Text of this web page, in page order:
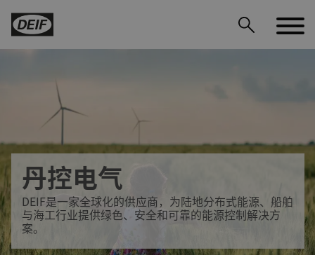
丹控电气
DEIF是一家全球化的供应商，为陆地分布式能源、船舶
与海工行业提供绿色、安全和可靠的能源控制解决方
案。
DEIF PowerAI